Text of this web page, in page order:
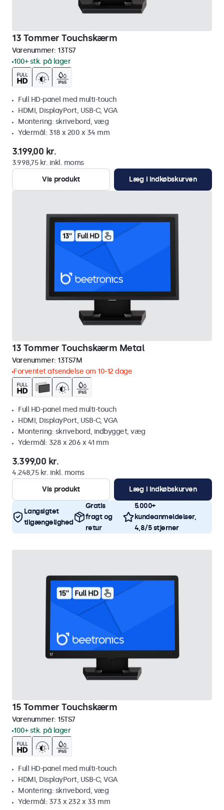
13 Tommer Touchskærm
Varenummer: 13TS7
100+ stk. på lager
Full HD-panel med multi-touch
HDMI, DisplayPort, USB-C, VGA
Montering: skrivebord, væg
Ydermål: 318 x 200 x 34 mm
3.199,00 kr.
3.998,75 kr. inkl. moms
Vis produkt
Læg i indkøbskurven
13 Tommer Touchskærm Metal
Varenummer: 13TS7M
Forventet afsendelse om 10-12 dage
Full HD-panel med multi-touch
HDMI, DisplayPort, USB-C, VGA
Montering: skrivebord, indbygget, væg
Ydermål: 328 x 206 x 41 mm
3.399,00 kr.
4.248,75 kr. inkl. moms
Vis produkt
Læg i indkøbskurven
Langsigtet
tilgængelighed
Gratis
fragt og
retur
5.000+
kundeanmeldelser,
4,8/5 stjerner
15 Tommer Touchskærm
Varenummer: 15TS7
100+ stk. på lager
Full HD-panel med multi-touch
HDMI, DisplayPort, USB-C, VGA
Montering: skrivebord, væg
Ydermål: 373 x 232 x 33 mm